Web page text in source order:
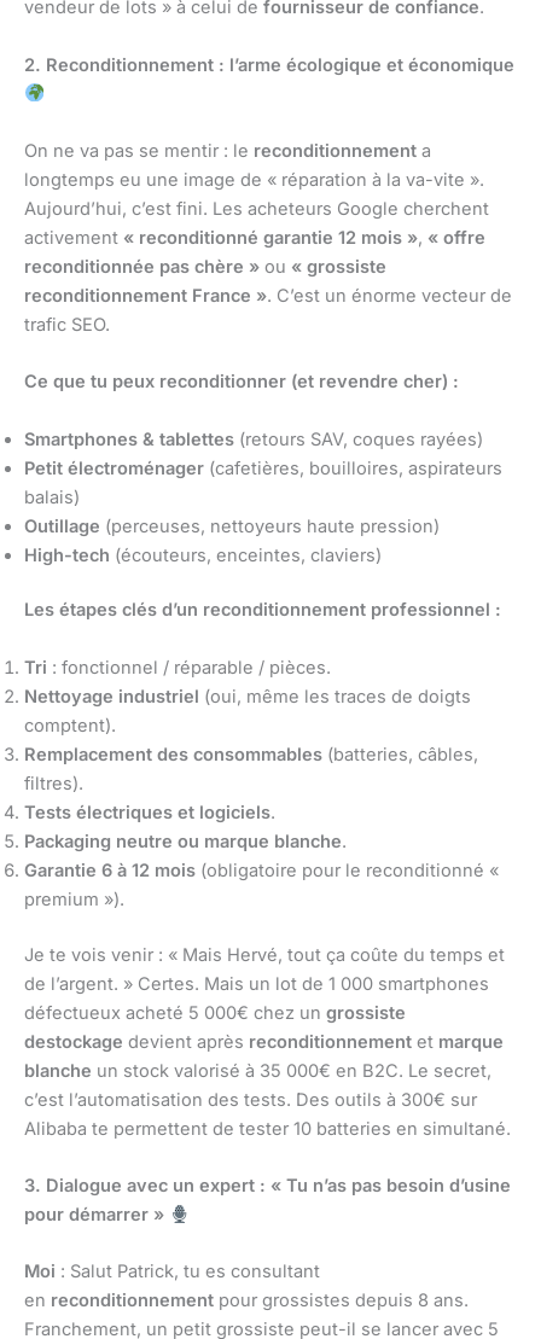
vendeur de lots » à celui de fournisseur de confiance.
2. Reconditionnement : l’arme écologique et économique
On ne va pas se mentir : le reconditionnement a
longtemps eu une image de « réparation à la va-vite ».
Aujourd’hui, c’est fini. Les acheteurs Google cherchent
activement « reconditionné garantie 12 mois », « offre
reconditionnée pas chère » ou « grossiste
reconditionnement France ». C’est un énorme vecteur de
trafic SEO.
Ce que tu peux reconditionner (et revendre cher) :
Smartphones & tablettes (retours SAV, coques rayées)
Petit électroménager (cafetières, bouilloires, aspirateurs
balais)
Outillage (perceuses, nettoyeurs haute pression)
High-tech (écouteurs, enceintes, claviers)
Les étapes clés d’un reconditionnement professionnel :
Tri : fonctionnel / réparable / pièces.
Nettoyage industriel (oui, même les traces de doigts
comptent).
Remplacement des consommables (batteries, câbles,
filtres).
Tests électriques et logiciels.
Packaging neutre ou marque blanche.
Garantie 6 à 12 mois (obligatoire pour le reconditionné «
premium »).
Je te vois venir : « Mais Hervé, tout ça coûte du temps et
de l’argent. » Certes. Mais un lot de 1 000 smartphones
défectueux acheté 5 000€ chez un grossiste
destockage devient après reconditionnement et marque
blanche un stock valorisé à 35 000€ en B2C. Le secret,
c’est l’automatisation des tests. Des outils à 300€ sur
Alibaba te permettent de tester 10 batteries en simultané.
3. Dialogue avec un expert : « Tu n’as pas besoin d’usine
pour démarrer »
Moi : Salut Patrick, tu es consultant
en reconditionnement pour grossistes depuis 8 ans.
Franchement, un petit grossiste peut-il se lancer avec 5